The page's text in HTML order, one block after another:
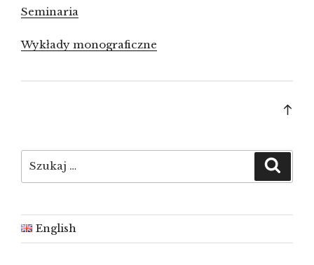
Seminaria
Wykłady monograficzne
Szukaj:
English